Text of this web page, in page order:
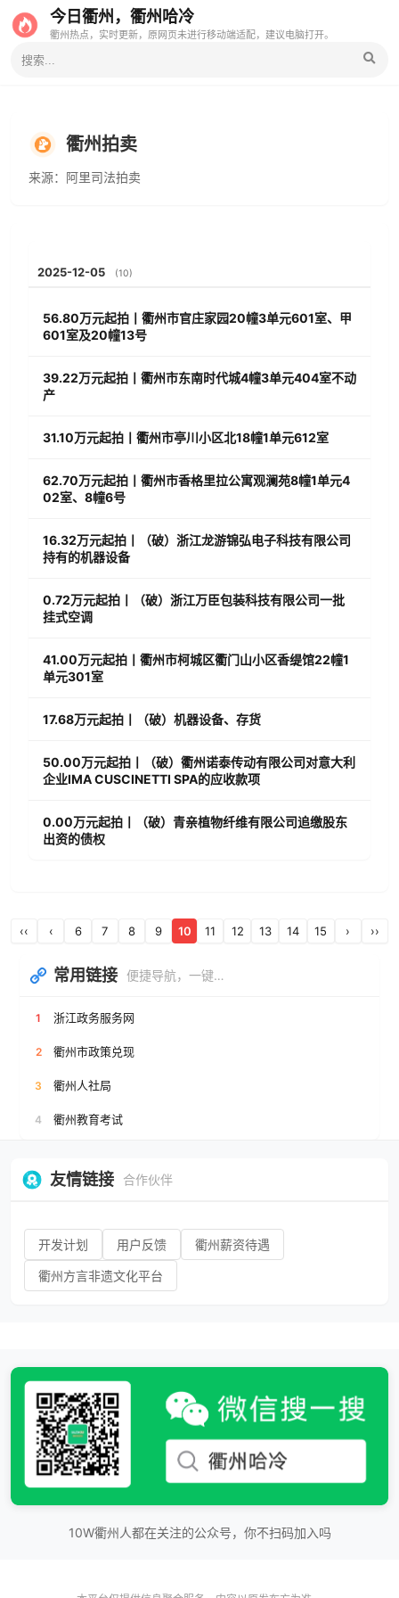
今日衢州，衢州哈冷
衢州热点，实时更新，原网页未进行移动端适配，建议电脑打开。
衢州拍卖
来源：阿里司法拍卖
2025-12-05 (10)
56.80万元起拍丨衢州市官庄家园20幢3单元601室、甲
601室及20幢13号
39.22万元起拍丨衢州市东南时代城4幢3单元404室不动
产
31.10万元起拍丨衢州市亭川小区北18幢1单元612室
62.70万元起拍丨衢州市香格里拉公寓观澜苑8幢1单元4
02室、8幢6号
16.32万元起拍丨（破）浙江龙游锦弘电子科技有限公司
持有的机器设备
0.72万元起拍丨（破）浙江万臣包装科技有限公司一批
挂式空调
41.00万元起拍丨衢州市柯城区衢门山小区香缇馆22幢1
单元301室
17.68万元起拍丨（破）机器设备、存货
50.00万元起拍丨（破）衢州诺泰传动有限公司对意大利
企业IMA CUSCINETTI SPA的应收款项
0.00万元起拍丨（破）青亲植物纤维有限公司追缴股东
出资的债权
‹‹ ‹ 6 7 8 9 10 11 12 13 14 15 › ››
常用链接 便捷导航，一键直达
1 浙江政务服务网
2 衢州市政策兑现
3 衢州人社局
4 衢州教育考试
友情链接 合作伙伴
开发计划 用户反馈 衢州薪资待遇
衢州方言非遗文化平台
10W衢州人都在关注的公众号，你不扫码加入吗